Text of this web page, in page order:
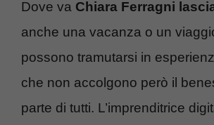
Dove va Chiara Ferragni
anche una vacanza o un
possono tramutarsi in
che non accolgono però il
parte di tutti. L’imprenditrice